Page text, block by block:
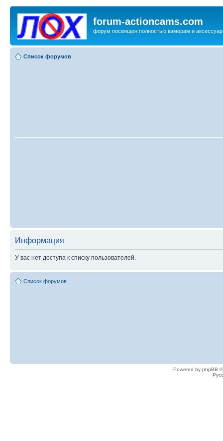
forum-actioncams.com
форум посвящен полностью камерам и
Список форумов
Информация
У вас нет доступа к списку пользователей.
Список форумов
Powered by phpBB